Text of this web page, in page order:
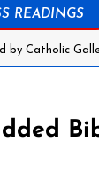
READINGS
by Catholic